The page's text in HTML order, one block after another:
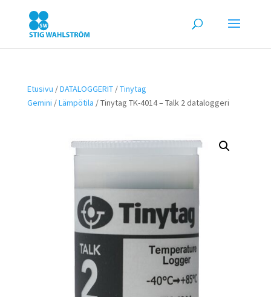
Etusivu /DATALOGGERIT/Tinytag
Gemini /Lämpötila / Tinytag TK-4014 – Talk 2 dataloggeri